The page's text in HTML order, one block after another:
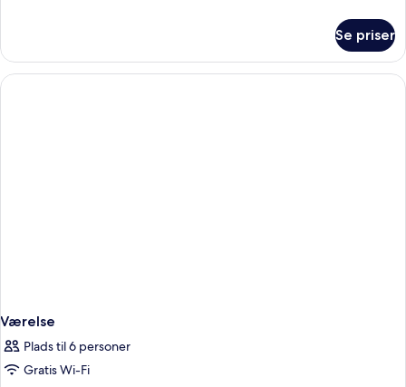
med
enkeltsenge
Se priser
Værelse
Plads til 6 personer
Gratis Wi-Fi